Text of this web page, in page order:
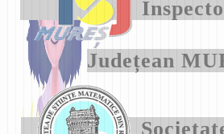
Județean